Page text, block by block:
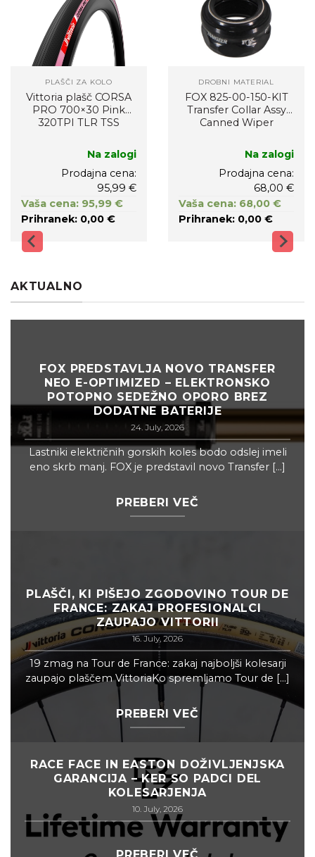
PLAŠČI ZA KOLO
Vittoria plašč CORSA
PRO 700×30 Pink
320TPI TLR TSS
Na zalogi
Prodajna cena:
95,99 €
Vaša cena: 95,99 €
Prihranek: 0,00 €
DROBNI MATERIAL
FOX 825-00-150-KIT
Transfer Collar Assy
Canned Wiper
Na zalogi
Prodajna cena:
68,00 €
Vaša cena: 68,00 €
Prihranek: 0,00 €
AKTUALNO
FOX PREDSTAVLJA NOVO TRANSFER
NEO E-OPTIMIZED – ELEKTRONSKO
POTOPNO SEDEŽNO OPORO BREZ
DODATNE BATERIJE
24. July, 2026
Lastniki električnih gorskih koles bodo odslej imeli
eno skrb manj. FOX je predstavil novo Transfer [...]
PREBERI VEČ
PLAŠČI, KI PIŠEJO ZGODOVINO TOUR DE
FRANCE: ZAKAJ PROFESIONALCI
ZAUPAJO VITTORII
16. July, 2026
19 zmag na Tour de France: zakaj najboljši kolesarji
zaupajo plaščem VittoriaKo spremljamo Tour de [...]
PREBERI VEČ
RACE FACE IN EASTON DOŽIVLJENJSKA
GARANCIJA – KER SO PADCI DEL
KOLESARJENJA
10. July, 2026